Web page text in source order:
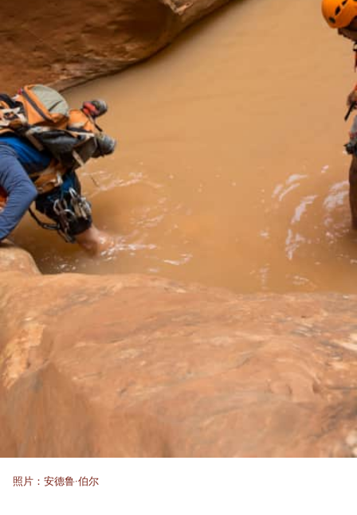
照片：安德鲁·伯尔